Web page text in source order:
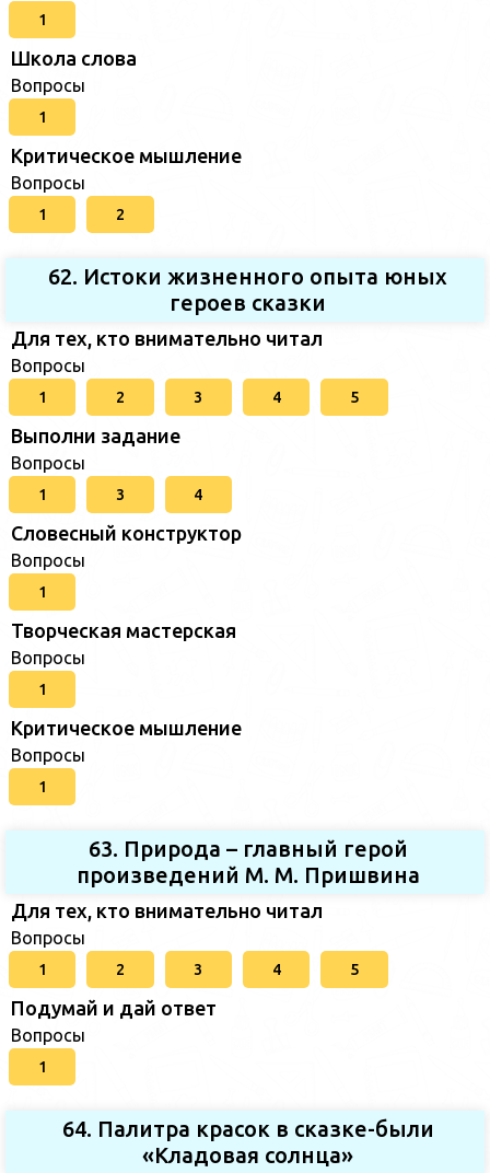
1
Школа слова
Вопросы
1
Критическое мышление
Вопросы
1 2
62. Истоки жизненного опыта юных
героев сказки
Для тех, кто внимательно читал
Вопросы
1 2 3 4 5
Выполни задание
Вопросы
1 3 4
Словесный конструктор
Вопросы
1
Творческая мастерская
Вопросы
1
Критическое мышление
Вопросы
1
63. Природа – главный герой
произведений М. М. Пришвина
Для тех, кто внимательно читал
Вопросы
1 2 3 4 5
Подумай и дай ответ
Вопросы
1
64. Палитра красок в сказке-были
«Кладовая солнца»